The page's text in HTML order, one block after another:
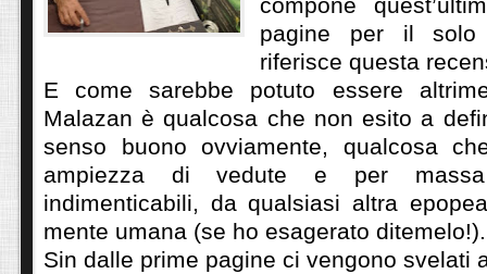
compone
pagine per il
riferisce questa
E come sarebbe potuto essere
Malazan è qualcosa che non esito a
senso buono ovviamente, qualcosa
ampiezza di vedute e per
indimenticabili, da qualsiasi altra
mente umana (se ho esagerato ditemelo!).
Sin dalle prime pagine ci vengono svelati